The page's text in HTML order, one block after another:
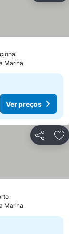
Marina
Ver preços
Partilhar
Ver preços
Marina